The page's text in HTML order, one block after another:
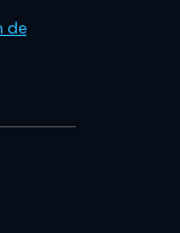
de